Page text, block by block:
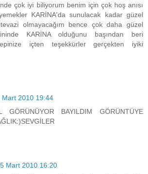
çok iyi biliyorum benim için çok hoş anısı
KARİNA'da sunulacak kadar güzel
olmayacağım bence çok daha güzel
KARİNA olduğunu başından beri
içten teşekkürler gerçekten iyiki
Mart 2010 19:44
GÖRÜNÜYOR BAYILDIM GÖRÜNTÜYE
Mart 2010 16:20